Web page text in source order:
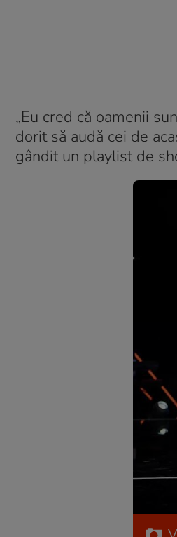
„Eu cred că oamenii
dorit să audă cei de
gândit un playlist de